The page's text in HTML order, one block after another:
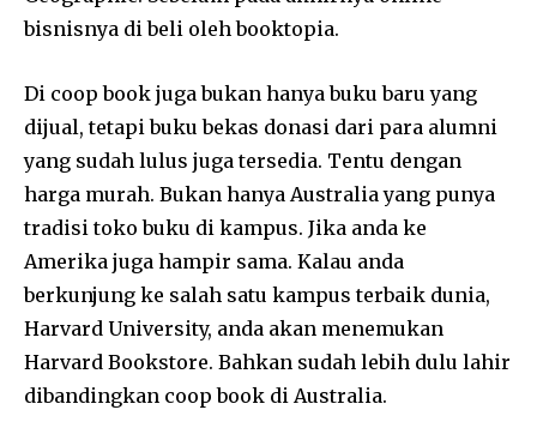
bisnisnya di beli oleh booktopia.
Di coop book juga bukan hanya buku baru yang
dijual, tetapi buku bekas donasi dari para alumni
yang sudah lulus juga tersedia. Tentu dengan
harga murah. Bukan hanya Australia yang punya
tradisi toko buku di kampus. Jika anda ke
Amerika juga hampir sama. Kalau anda
berkunjung ke salah satu kampus terbaik dunia,
Harvard University, anda akan menemukan
Harvard Bookstore. Bahkan sudah lebih dulu lahir
dibandingkan coop book di Australia.